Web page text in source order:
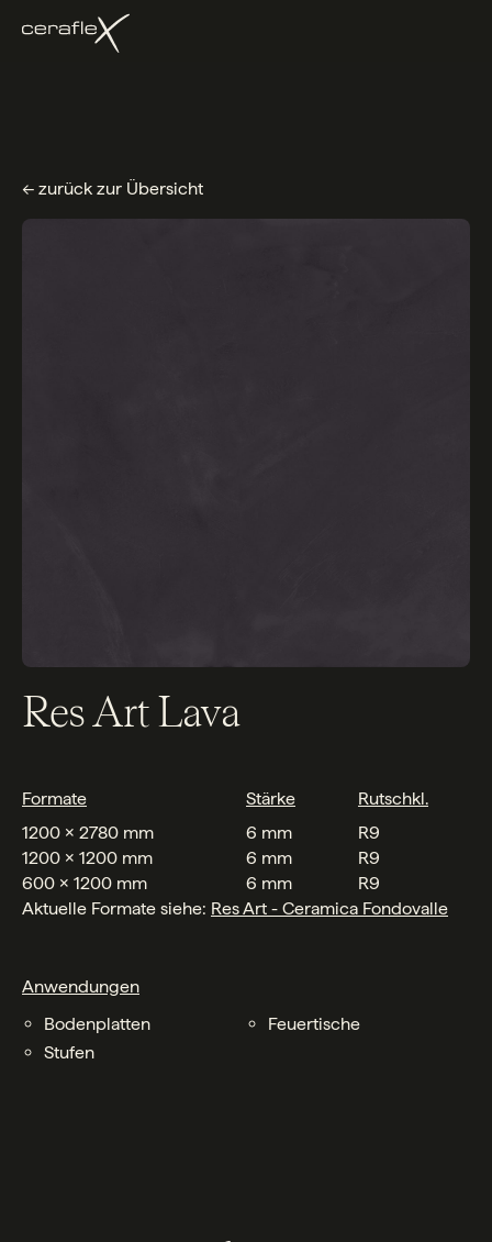
← zurück zur Übersicht
Res Art Lava
Formate Stärke
Rutschkl.
1200 x 2780 mm
6 mm
R9
1200 x 1200 mm
6 mm
R9
600 x 1200 mm
6 mm
R9
Aktuelle Formate siehe: Res Art - Ceramica Fondovalle
Anwendungen
Bodenplatten
Feuertische
Stufen